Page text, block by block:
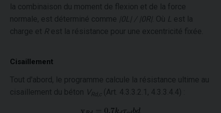
la combinaison du moment de flexion et de la force
normale, est déterminé comme |0L| / |0R|. Où L est la
charge et Rest la résistance pour une excentricité fixée.
Cisaillement
Tout d'abord, le programme calcule la résistance ultime au
cisaillement du béton VRd,c (Art. 4.3.3.2.1, 4.3.3.4.4) :